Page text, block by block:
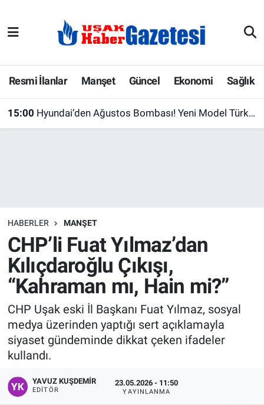
Resmi İlanlar Manşet Güncel Ekonomi Sağlık
15:00 Hyundai’den Ağustos Bombası! Yeni Model Türkiye’de 2 Milyon 483 Bin TL’ye Satışa Çıktı
HABERLER MANŞET
CHP’li Fuat Yılmaz’dan
Kılıçdaroğlu Çıkışı,
“Kahraman mı, Hain mi?”
CHP Uşak eski İl Başkanı Fuat Yılmaz, sosyal
medya üzerinden yaptığı sert açıklamayla
siyaset gündeminde dikkat çeken ifadeler
kullandı.
YAVUZ KUŞDEMIR
EDITÖR
23.05.2026 - 11:50
YAYINLANMA
E-Gazete
Ekonomi
Köşe Yazarları
Kültür Sanat
Manşet
Resmi İlanlar
Sağlık
Son Dakika
Uşak Hava Durumu
Uşak Trafik Yoğunluk Haritası